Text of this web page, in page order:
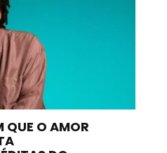
QUE O AMOR